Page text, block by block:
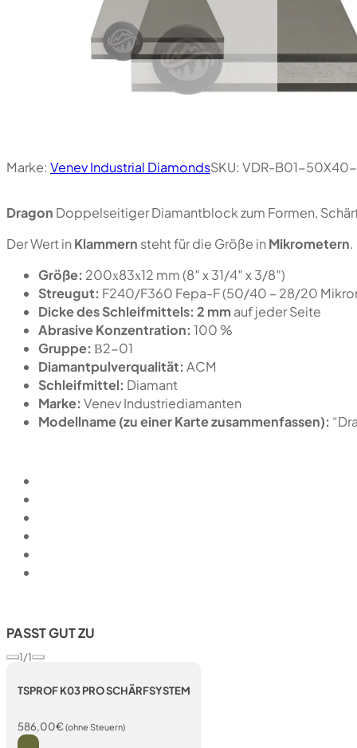
Dragon Doppelseitiger Diamantblock zum Formen,
Der Wert inKlammern steht für die Größe inMikrometern.
Größe: 200х83х12 mm (8″ x 31/4″ x 3/8″)
Streugut: F240/F360 Fepa-F (50/40 – 28/20
Dicke des Schleifmittels: 2 mm auf jeder Seite
Abrasive Konzentration: 100 %
Gruppe: В2-01
Diamantpulverqualität: ACM
Schleifmittel: Diamant
Marke: Venev Industriediamanten
Modellname (zu einer Karte zusammenfassen):
Marke: Venev Industrial DiamondsSKU: VDR-B01-
PASST GUT ZU
1/1
TSPROF K03 PRO SCHÄRFSYSTEM
586,00€(ohne Steuern)